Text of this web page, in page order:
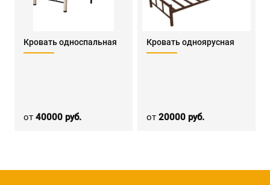
Кровать односпальная
от40000 руб.
Кровать одноярусная
от20000 руб.